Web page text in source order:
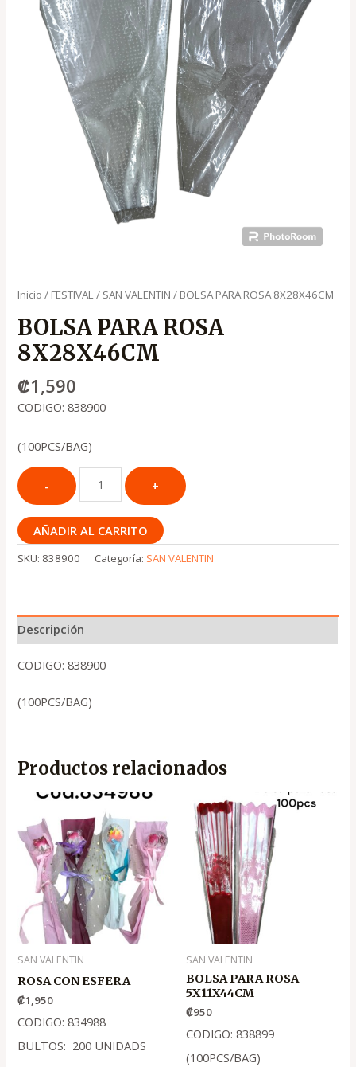
Inicio / FESTIVAL / SAN VALENTIN / BOLSA PARA ROSA 8X28X46CM
BOLSA PARA ROSA
8X28X46CM
₡1,590
CODIGO: 838900
(100PCS/BAG)
AÑADIR AL CARRITO
SKU: 838900 Categoría: SAN VALENTIN
Descripción
CODIGO: 838900
(100PCS/BAG)
Productos relacionados
SAN VALENTIN
ROSA CON ESFERA
₡1,950
CODIGO: 834988
BULTOS: 200 UNIDADS
SAN VALENTIN
BOLSA PARA ROSA
5X11X44CM
₡950
CODIGO: 838899
(100PCS/BAG)